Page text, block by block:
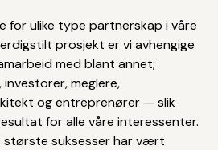
for ulike type partnerskap i våre
prosjekt er vi avhengige
med blant annet;
investorer, meglere,
og entreprenører — slik
for alle våre interessenter.
største suksesser har vært